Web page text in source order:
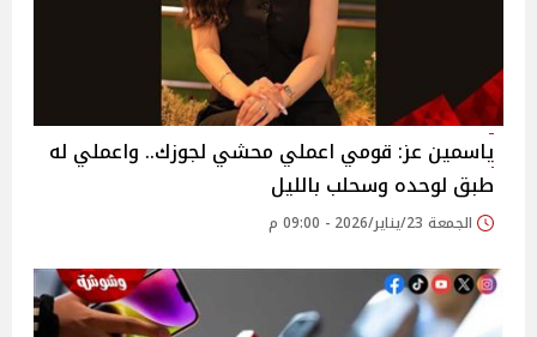
ياسمين عز: قومي اعملي محشي لجوزك.. واعملي له
طبق لوحده وسحلب بالليل
الجمعة 23/يناير/2026 - 09:00 م